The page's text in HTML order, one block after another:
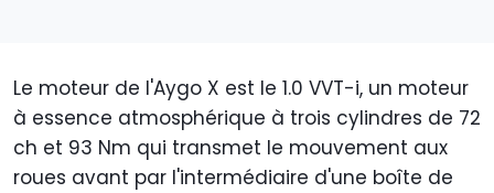
Le moteur de l'Aygo X est le 1.0 VVT-i, un moteur
à essence atmosphérique à trois cylindres de 72
ch et 93 Nm qui transmet le mouvement aux
roues avant par l'intermédiaire d'une boîte de